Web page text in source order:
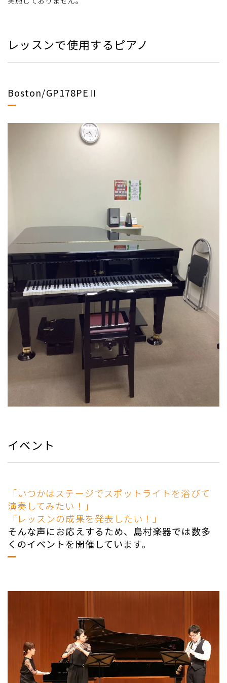
レッスンで使用するピアノ
Boston/GP178PEⅡ
イベント
「いつかはステージでスポットライトを浴びて
演奏してみたい！」
「レッスンの成果を発表したい！」
そんな声にお応えするため、島村楽器では数多
くのイベントを開催しています。